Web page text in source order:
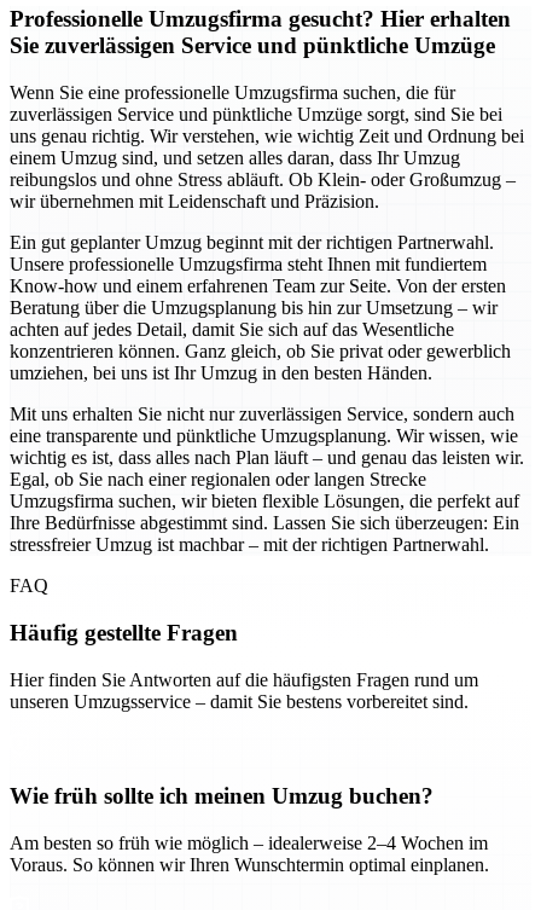
Professionelle Umzugsfirma gesucht? Hier erhalten
Sie zuverlässigen Service und pünktliche Umzüge
Wenn Sie eine professionelle Umzugsfirma suchen, die für
zuverlässigen Service und pünktliche Umzüge sorgt, sind Sie bei
uns genau richtig. Wir verstehen, wie wichtig Zeit und Ordnung bei
einem Umzug sind, und setzen alles daran, dass Ihr Umzug
reibungslos und ohne Stress abläuft. Ob Klein- oder Großumzug –
wir übernehmen mit Leidenschaft und Präzision.
Ein gut geplanter Umzug beginnt mit der richtigen Partnerwahl.
Unsere professionelle Umzugsfirma steht Ihnen mit fundiertem
Know-how und einem erfahrenen Team zur Seite. Von der ersten
Beratung über die Umzugsplanung bis hin zur Umsetzung – wir
achten auf jedes Detail, damit Sie sich auf das Wesentliche
konzentrieren können. Ganz gleich, ob Sie privat oder gewerblich
umziehen, bei uns ist Ihr Umzug in den besten Händen.
Mit uns erhalten Sie nicht nur zuverlässigen Service, sondern auch
eine transparente und pünktliche Umzugsplanung. Wir wissen, wie
wichtig es ist, dass alles nach Plan läuft – und genau das leisten wir.
Egal, ob Sie nach einer regionalen oder langen Strecke
Umzugsfirma suchen, wir bieten flexible Lösungen, die perfekt auf
Ihre Bedürfnisse abgestimmt sind. Lassen Sie sich überzeugen: Ein
stressfreier Umzug ist machbar – mit der richtigen Partnerwahl.
FAQ
Häufig gestellte Fragen
Hier finden Sie Antworten auf die häufigsten Fragen rund um
unseren Umzugsservice – damit Sie bestens vorbereitet sind.
Wie früh sollte ich meinen Umzug buchen?
Am besten so früh wie möglich – idealerweise 2–4 Wochen im
Voraus. So können wir Ihren Wunschtermin optimal einplanen.